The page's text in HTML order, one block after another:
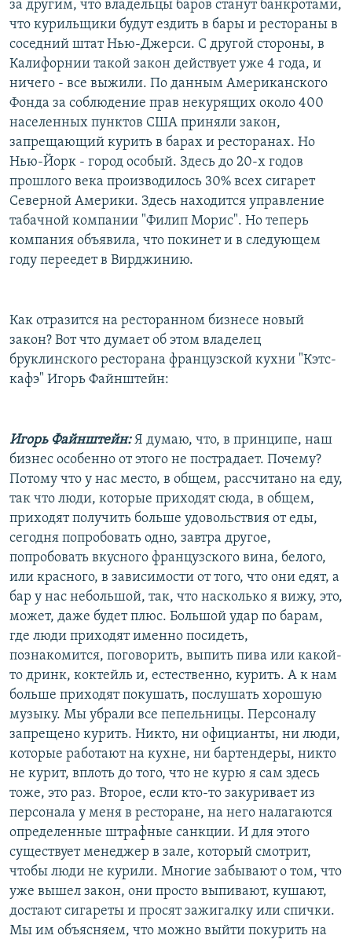
за другим, что владельцы баров станут банкротами,
что курильщики будут ездить в бары и рестораны в
соседний штат Нью-Джерси. С другой стороны, в
Калифорнии такой закон действует уже 4 года, и
ничего - все выжили. По данным Американского
Фонда за соблюдение прав некурящих около 400
населенных пунктов США приняли закон,
запрещающий курить в барах и ресторанах. Но
Нью-Йорк - город особый. Здесь до 20-х годов
прошлого века производилось 30% всех сигарет
Северной Америки. Здесь находится управление
табачной компании "Филип Морис". Но теперь
компания объявила, что покинет и в следующем
году переедет в Вирджинию.
Как отразится на ресторанном бизнесе новый
закон? Вот что думает об этом владелец
бруклинского ресторана французской кухни "Кэтс-
кафэ" Игорь Файнштейн:
Игорь Файнштейн:Я думаю, что, в принципе, наш
бизнес особенно от этого не пострадает. Почему?
Потому что у нас место, в общем, рассчитано на еду,
так что люди, которые приходят сюда, в общем,
приходят получить больше удовольствия от еды,
сегодня попробовать одно, завтра другое,
попробовать вкусного французского вина, белого,
или красного, в зависимости от того, что они едят, а
бар у нас небольшой, так, что насколько я вижу, это,
может, даже будет плюс. Большой удар по барам,
где люди приходят именно посидеть,
познакомится, поговорить, выпить пива или какой-
то дринк, коктейль и, естественно, курить. А к нам
больше приходят покушать, послушать хорошую
музыку. Мы убрали все пепельницы. Персоналу
запрещено курить. Никто, ни официанты, ни люди,
которые работают на кухне, ни бартендеры, никто
не курит, вплоть до того, что не курю я сам здесь
тоже, это раз. Второе, если кто-то закуривает из
персонала у меня в ресторане, на него налагаются
определенные штрафные санкции. И для этого
существует менеджер в зале, который смотрит,
чтобы люди не курили. Многие забывают о том, что
уже вышел закон, они просто выпивают, кушают,
достают сигареты и просят зажигалку или спички.
Мы им объясняем, что можно выйти покурить на